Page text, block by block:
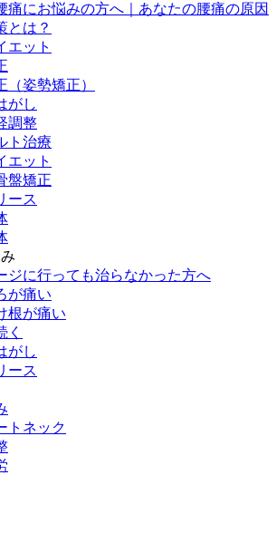
痛にお悩みの方へ｜あなたの腰痛の原因
とは？
エット
（姿勢矯正）
がし
調整
ト治療
エット
盤矯正
ース
ジに行っても治らなかった方へ
が痛い
根が痛い
く
がし
ース
トネック